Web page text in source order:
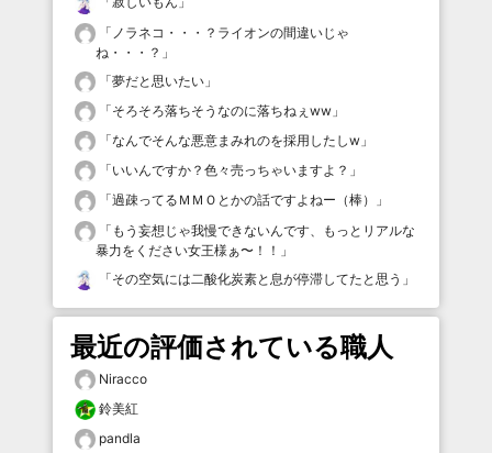
「 ノラネコ・・・？ライオンの間違いじゃ
ね・・・？ 」
「夢だと思いたい 」
「そろそろ落ちそうなのに落ちねぇww 」
「なんでそんな悪意まみれのを採用したしw 」
「いいんですか？色々売っちゃいますよ？ 」
「過疎ってるＭＭＯとかの話ですよねー（棒）
」
「 もう妄想じゃ我慢できないんです、もっとリアルな
暴力をください女王様ぁ〜！！ 」
「その空気には二酸化炭素と息が停滞してたと思う 」
最近の評価されている職人
Niracco
鈴美紅
pandla